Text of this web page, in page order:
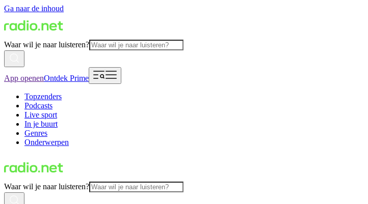
Ga naar de inhoud
Waar wil je naar luisteren?
App openenOntdek Prime
Topzenders
Podcasts
Live sport
In je buurt
Genres
Onderwerpen
Waar wil je naar luisteren?